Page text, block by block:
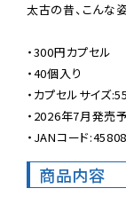
太古の昔、こんな
・300円カプセル
・40個入り
・カプセルサイズ
・2026年7月発売
・JANコード
商品内容